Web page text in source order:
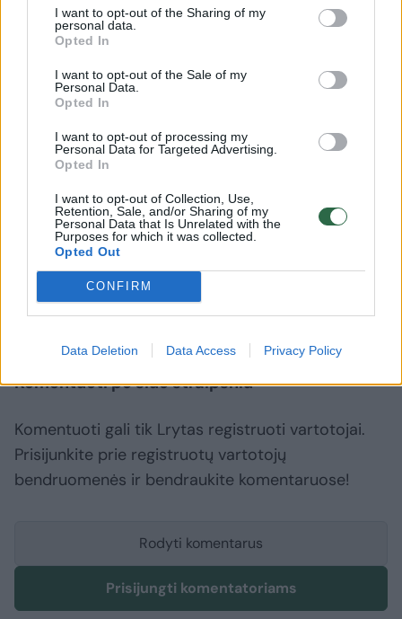
I want to opt-out of the Sharing of my
personal data.
Opted In
I want to opt-out of the Sale of my
Personal Data.
Opted In
I want to opt-out of processing my
Personal Data for Targeted Advertising.
Opted In
I want to opt-out of Collection, Use,
Retention, Sale, and/or Sharing of my
Personal Data that Is Unrelated with the
Purposes for which it was collected.
Opted Out
CONFIRM
Data Deletion Data Access Privacy Policy
(„Born on the Fourth of July“). Anksčiau yra
sukūręs filmus apie velionį Kubos lyderį Fidelį
Castro ir 2013-aisiais mirusį Venesuelos
prezidentą Hugo Chavezą.
Naujasis O.Stone'o filmą, kaip pranešta,
birželio 12-15 dienomis. Filmo ištrauka
antradienį pasirodė „Youtube“.
Java Vladimiras Putinas
Komentuoti po šiuo straipsniu
Komentuoti gali tik Lrytas registruoti vartotojai.
Prisijunkite prie registruotų vartotojų
bendruomenės ir bendraukite komentaruose!
Rodyti komentarus
Prisijungti komentatoriams